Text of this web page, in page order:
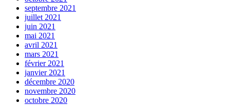
septembre 2021
juillet 2021
juin 2021
mai 2021
avril 2021
mars 2021
février 2021
janvier 2021
décembre 2020
novembre 2020
octobre 2020